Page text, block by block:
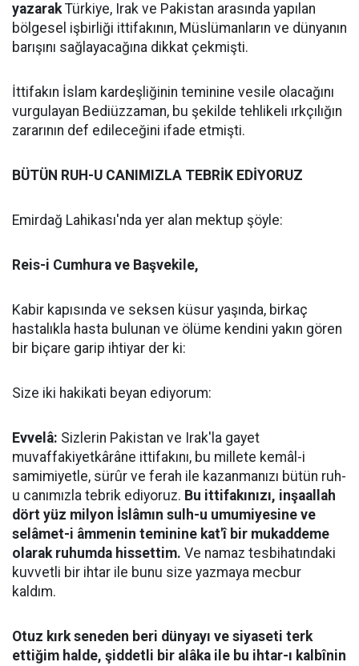
yazarakTürkiye, Irak ve Pakistan arasında yapılan
bölgesel işbirliği ittifakının, Müslümanların ve dünyanın
barışını sağlayacağına dikkat çekmişti.
İttifakın İslam kardeşliğinin teminine vesile olacağını
vurgulayan Bediüzzaman, bu şekilde tehlikeli ırkçılığın
zararının def edileceğini ifade etmişti.
BÜTÜN RUH-U CANIMIZLA TEBRİK EDİYORUZ
Emirdağ Lahikası'nda yer alan mektup şöyle:
Reis-i Cumhura ve Başvekile,
Kabir kapısında ve seksen küsur yaşında, birkaç
hastalıkla hasta bulunan ve ölüme kendini yakın gören
bir biçare garip ihtiyar der ki:
Size iki hakikati beyan ediyorum:
Evvelâ: Sizlerin Pakistan ve Irak'la gayet
muvaffakiyetkârâne ittifakını, bu millete kemâl-i
samimiyetle, sürûr ve ferah ile kazanmanızı bütün ruh-
u canımızla tebrik ediyoruz. Bu ittifakınızı, inşaallah
dört yüz milyon İslâmın sulh-u umumiyesine ve
selâmet-i âmmenin teminine kat'î bir mukaddeme
olarak ruhumda hissettim. Ve namaz tesbihatındaki
kuvvetli bir ihtar ile bunu size yazmaya mecbur
kaldım.
Otuz kırk seneden beri dünyayı ve siyaseti terk
ettiğim halde, şiddetli bir alâka ile bu ihtar-ı kalbînin